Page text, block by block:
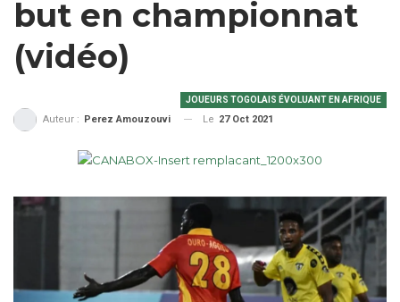
but en championnat
(vidéo)
JOUEURS TOGOLAIS ÉVOLUANT EN AFRIQUE
Auteur : Perez Amouzouvi Le 27 Oct 2021